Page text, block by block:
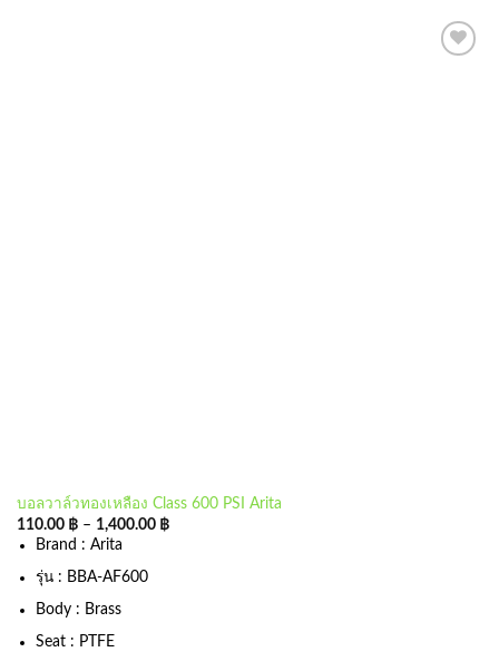
บอลวาล์วทองเหลือง Class 600 PSI Arita
110.00 ฿– 1,400.00 ฿
Brand : Arita
รุ่น : BBA-AF600
Body : Brass
Seat : PTFE